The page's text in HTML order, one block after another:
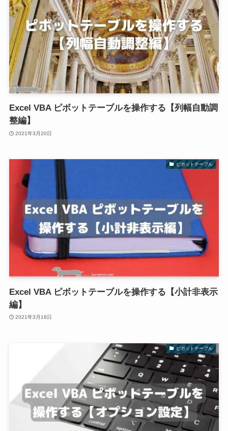
Excel VBA ピボットテーブルを操作する【列幅自動調
整編】
2021年3月20日
ピボットテーブル
Excel VBA ピボットテーブルを操作する【小計非表示
編】
2021年3月18日
ピボットテーブル